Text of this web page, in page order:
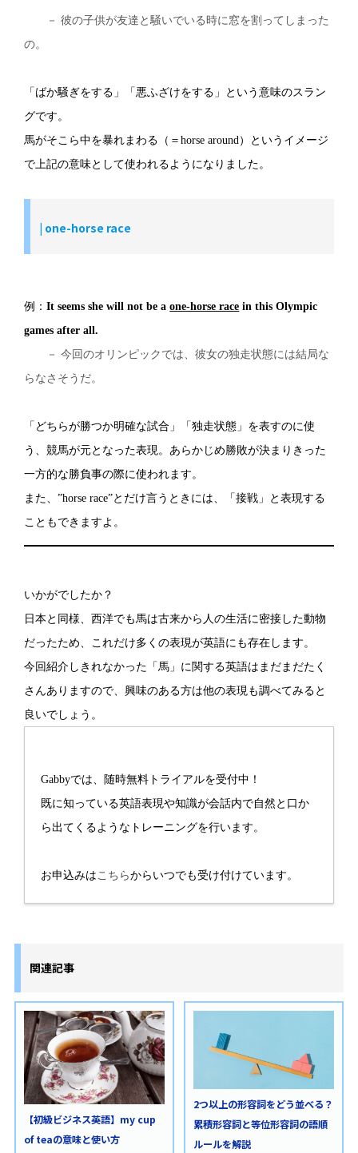
－ 彼の子供が友達と騒いでいる時に窓を割ってしまった
の。
「ばか騒ぎをする」「悪ふざけをする」という意味のスラン
グです。
馬がそこら中を暴れまわる（＝horse around）というイメージ
で上記の意味として使われるようになりました。
| one-horse race
例：It seems she will not be aone-horse race in this Olympic
games after all.
－ 今回のオリンピックでは、彼女の独走状態には結局な
らなさそうだ。
「どちらが勝つか明確な試合」「独走状態」を表すのに使
う、競馬が元となった表現。あらかじめ勝敗が決まりきった
一方的な勝負事の際に使われます。
また、”horse race”とだけ言うときには、「接戦」と表現する
こともできますよ。
いかがでしたか？
日本と同様、西洋でも馬は古来から人の生活に密接した動物
だったため、これだけ多くの表現が英語にも存在します。
今回紹介しきれなかった「馬」に関する英語はまだまだたく
さんありますので、興味のある方は他の表現も調べてみると
良いでしょう。
Gabbyでは、随時無料トライアルを受付中！
既に知っている英語表現や知識が会話内で自然と口か
ら出てくるようなトレーニングを行います。
お申込みは こちらからいつでも受け付けています。
関連記事
【初級ビジネス英語】my cup
of teaの意味と使い方
2つ以上の形容詞をどう並べる？
累積形容詞と等位形容詞の語順
ルールを解説